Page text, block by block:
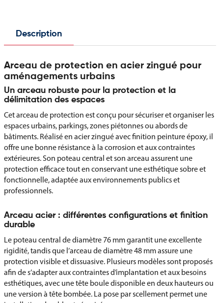
Description
Arceau de protection en acier zingué pour
aménagements urbains
Un arceau robuste pour la protection et la
délimitation des espaces
Cet arceau de protection est conçu pour sécuriser et organiser les
espaces urbains, parkings, zones piétonnes ou abords de
bâtiments. Réalisé en acier zingué avec finition peinture époxy, il
offre une bonne résistance à la corrosion et aux contraintes
extérieures. Son poteau central et son arceau assurent une
protection efficace tout en conservant une esthétique sobre et
fonctionnelle, adaptée aux environnements publics et
professionnels.
Arceau acier : différentes configurations et finition
durable
Le poteau central de diamètre 76 mm garantit une excellente
rigidité, tandis que l’arceau de diamètre 48 mm assure une
protection visible et dissuasive. Plusieurs modèles sont proposés
afin de s’adapter aux contraintes d’implantation et aux besoins
esthétiques, avec une tête boule disponible en deux hauteurs ou
une version à tête bombée. La pose par scellement permet une